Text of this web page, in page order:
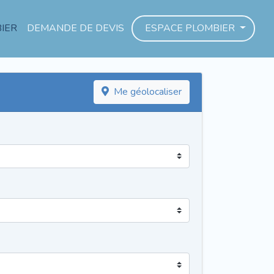
DEMANDE DE DEVIS ESPACE PLOMBIER
Me géolocaliser